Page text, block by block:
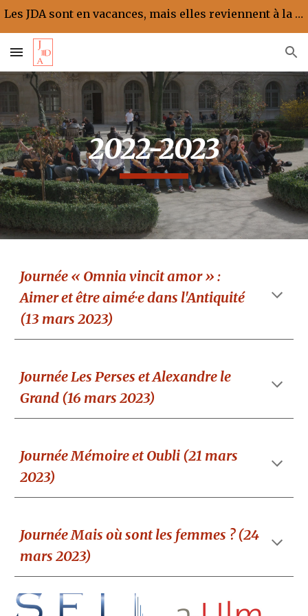
Les JDA sont en vacances, mais elles reviennent à la rentrée !
2022-2023
Journée « Omnia vincit amor» :
Aimer et être aimé·e dans l'Antiquité
(13 mars 2023)
Journée Les Perses et Alexandre le
Grand (16 mars 2023)
Journée Mémoire et Oubli (21 mars
2023)
Journée Mais où sont les femmes ? (24
mars 2023)